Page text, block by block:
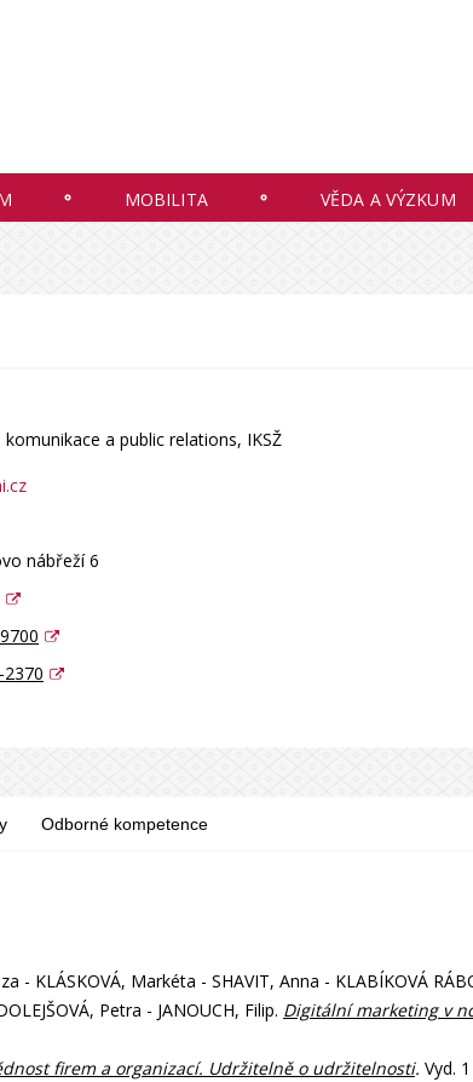
MOBILITA VĚDA A VÝZKUM
a public relations, IKSŽ
nábřeží 6
Odborné kompetence
- KLÁSKOVÁ, Markéta - SHAVIT, Anna - KLABÍKOVÁ
Petra - JANOUCH, Filip. Digitální marketing v
firem a organizací. Udržitelně o udržitelnosti. Vyd.